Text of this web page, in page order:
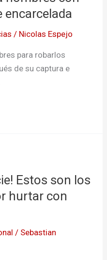
/ Nicolas Espejo
para robarlos
de su captura e
Estos son los
hurtar con
/ Sebastian